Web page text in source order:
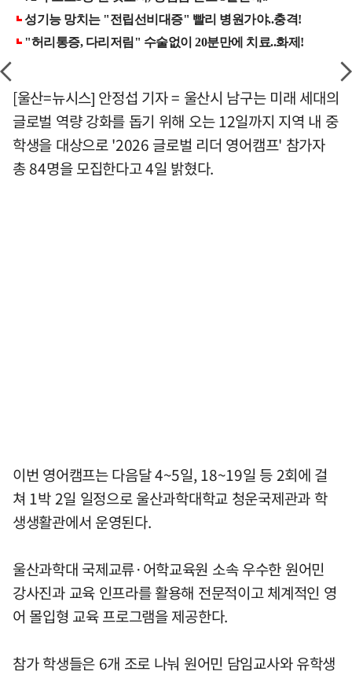
[울산=뉴시스] 안정섭 기자 = 울산시 남구는 미래 세대의
글로벌 역량 강화를 돕기 위해 오는 12일까지 지역 내 중
학생을 대상으로 '2026 글로벌 리더 영어캠프' 참가자
총 84명을 모집한다고 4일 밝혔다.
이번 영어캠프는 다음달 4~5일, 18~19일 등 2회에 걸
쳐 1박 2일 일정으로 울산과학대학교 청운국제관과 학
생생활관에서 운영된다.
울산과학대 국제교류·어학교육원 소속 우수한 원어민
강사진과 교육 인프라를 활용해 전문적이고 체계적인 영
어 몰입형 교육 프로그램을 제공한다.
참가 학생들은 6개 조로 나눠 원어민 담임교사와 유학생